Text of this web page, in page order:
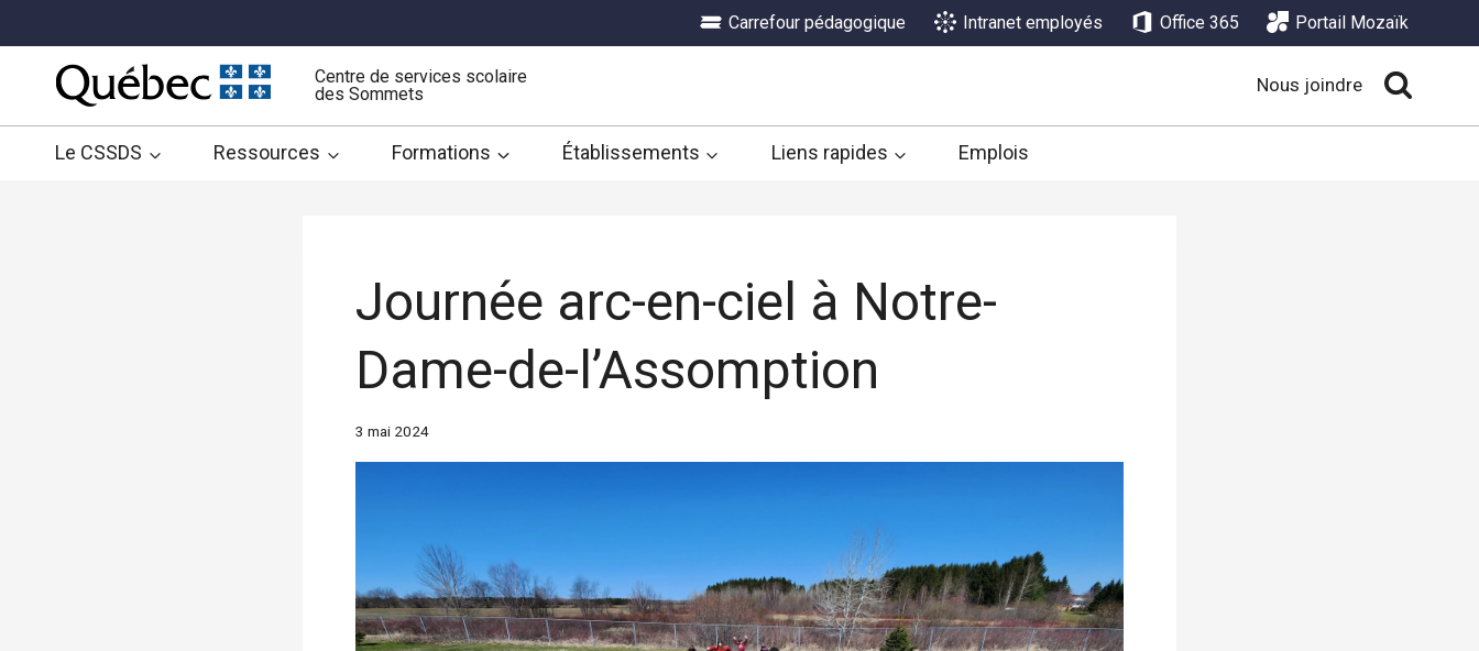
au
contenu
Carrefour pédagogique Intranet employés Office 365 Portail Mozaïk
Centre de services scolaire
des Sommets
Nous joindre
Le CSSDS Ressources Formations Établissements Liens rapides Emplois
Journée arc-en-ciel à Notre-
Dame-de-l’Assomption
3 mai 2024